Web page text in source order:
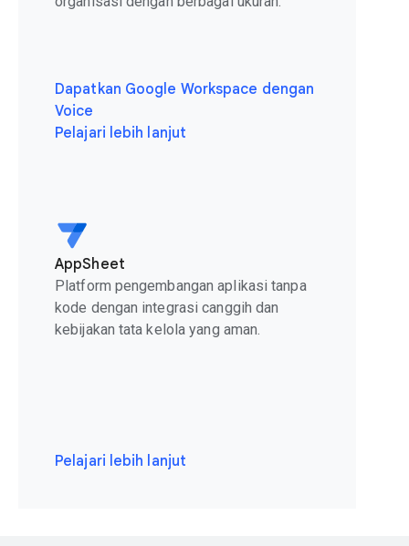
Dapatkan Google Workspace dengan
Voice
Pelajari lebih lanjut
AppSheet
Platform pengembangan aplikasi tanpa
kode dengan integrasi canggih dan
kebijakan tata kelola yang aman.
Pelajari lebih lanjut